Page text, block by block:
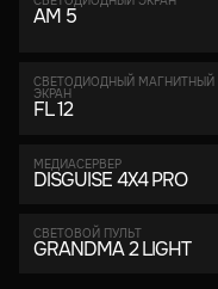
AM 5
СВЕТОДИОДНЫЙ МАГНИТНЫЙ
ЭКРАН
FL 12
МЕДИАСЕРВЕР
DISGUISE 4X4 PRO
СВЕТОВОЙ ПУЛЬТ
GRANDMA 2 LIGHT